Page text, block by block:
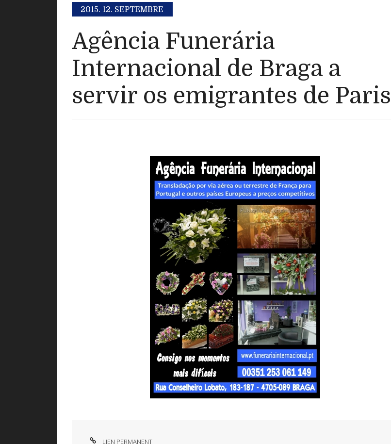
2015. 12. SEPTEMBRE
Agência Funerária
Internacional de Braga a
servir os emigrantes de Paris
LIEN PERMANENT